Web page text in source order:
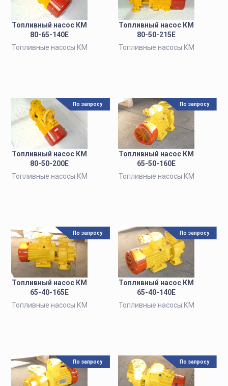
Топливный насос КМ
80-65-140Е
Топливные насосы КМ
Топливный насос КМ
80-50-215Е
Топливные насосы КМ
Топливный насос КМ
80-50-200Е
Топливные насосы КМ
По запросу
Топливный насос КМ
65-50-160Е
Топливные насосы КМ
По запросу
Топливный насос КМ
65-40-165Е
Топливные насосы КМ
По запросу
Топливный насос КМ
65-40-140Е
Топливные насосы КМ
По запросу
По запросу По запросу